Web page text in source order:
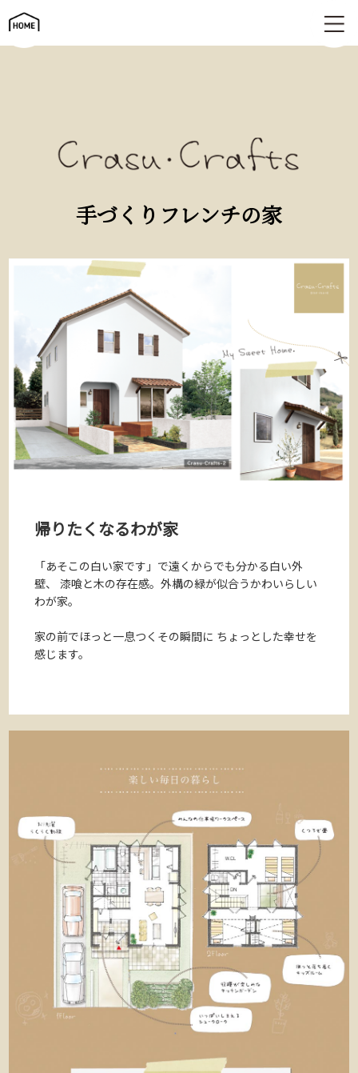
手づくりフレンチの家 | Crasu・crafts（クラスクラフツ）
手づくりフレンチの家
帰りたくなるわが家
「あそこの白い家です」で遠くからでも分かる白い外
壁、
漆喰と木の存在感。外構の緑が似合うかわいらしい
わが家。
家の前でほっと一息つくその瞬間に ちょっとした幸せを
感じます。